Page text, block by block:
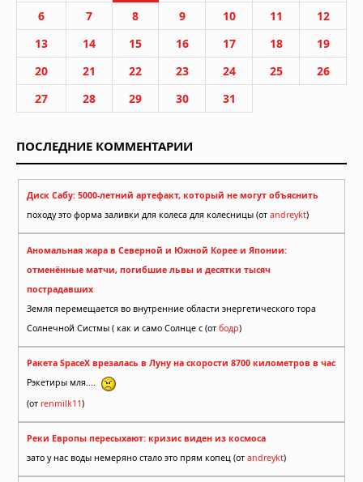
6
7 8 9 10 11
12
13
14 15 16 17 18
19
20
21 22 23 24 25
26
27
28 29 30 31
ПОСЛЕДНИЕ КОММЕНТАРИИ
Диск Сабу: 5000-летний артефакт, который не могут объяснить
походу это форма заливки для колеса для колесницы (от andreykt)
Аномальная жара в Северной и Южной Корее и Японии:
отменённые матчи, погибшие львы и десятки тысяч
пострадавших
Земля перемещается во внутренние области энергетического тора
Солнечной Систмы ( как и само Солнце с (от бодр)
Ракета SpaceX врезалась в Луну на скорости 8700 километров в час
Рэкетиры мля....
(от renmilk11)
Реки Европы пересыхают: кризис виден из космоса
зато у нас воды немеряно стало это прям копец (от andreykt)